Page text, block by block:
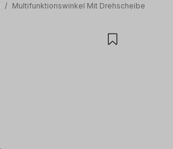
/ Multifunktionswinkel Mit Drehscheibe